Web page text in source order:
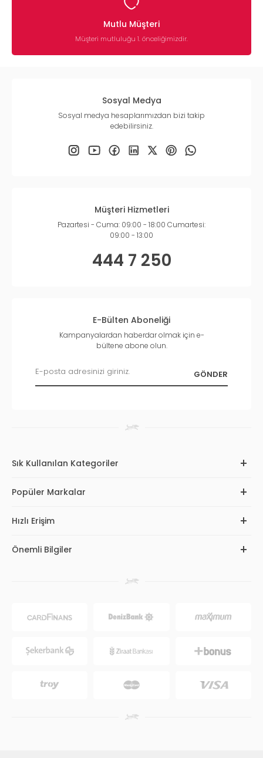
Mutlu Müşteri
Müşteri mutluluğu 1. önceliğimizdir.
Sosyal Medya
Sosyal medya hesaplarımızdan bizi takip
edebilirsiniz.
Müşteri Hizmetleri
Pazartesi - Cuma: 09:00 - 18:00 Cumartesi:
09:00 - 13:00
444 7 250
E-Bülten Aboneliği
Kampanyalardan haberdar olmak için e-
bültene abone olun.
Sık Kullanılan Kategoriler
Popüler Markalar
Hızlı Erişim
Önemli Bilgiler